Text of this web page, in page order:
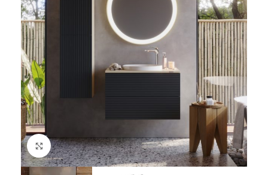
Click to enlarge